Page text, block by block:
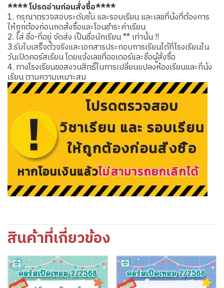
**** โปรดอ่านก่อนสั่งซื้อ****
1. กรุณาตรวจสอบระดับชั้น และรอบเรียน และเลขที่นั่งที่ต้องการ
ให้ถูกต้องก่อนกดสั่งซื้อและโอนชำระค่าเรียน
2. ใส่ ชื่อ-ที่อยู่ จัดส่ง เป็นชื่อนักเรียน ** เท่านั้น !!
3.รับใบเสร็จตัวจริงและเอกสารประกอบการเรียนได้ที่โรงเรียนใน
วันเปิดคอร์สเรียน โดยแจ้งเลขที่ออเดอร์และชื่อผู้สั่งซื้อ
4. ทางโรงเรียนขอสงวนสิทธิ์ในการเปลี่ยนแปลงห้องเรียนและที่นั่ง
เรียน ตามความเหมาะสม
สินค้าที่เกี่ยวข้อง